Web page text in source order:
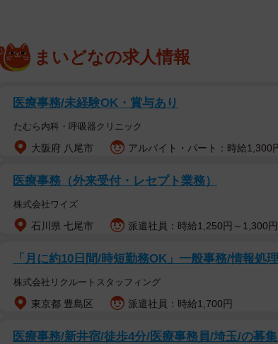
「毎日少しでも歩かないと、体がガタガタになるんです
「寝たきりの人は可視化できないですもんね」
「ホント生存バイアスですよね。定期的に一定時間歩
与えるようです。長く歩くことによって脳内からドー
化されることが重要みたい」
「うちの母（もうじき80の要介護認定者）見てると「
3つができる事の大切さが理解できる… 100まで生き
たから風呂やトイレも困らなかったらしいし。」
「生き残るために歩こうと思います。」
まいどなの求人情報
医療事務/未経験OK・賞与あり
たむら内科・呼吸器クリニック
大阪府 八尾市 アルバイト・パート：時給1,300
医療事務（外来受付・レセプト業務）
株式会社ワイズ
石川県 七尾市 派遣社員：時給1,250円～1,300円
「月に約10日間/時短勤務OK」一般事務/情報処
株式会社リクルートスタッフィング
東京都 豊島区 派遣社員：時給1,700円
医療事務/新井宿/徒歩4分/医療事務員/埼玉/の募